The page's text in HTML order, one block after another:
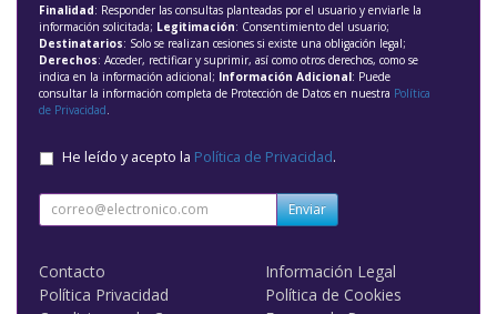
Finalidad: Responder las consultas planteadas por el usuario y enviarle la
información solicitada; Legitimación: Consentimiento del usuario;
Destinatarios: Solo se realizan cesiones si existe una obligación legal;
Derechos: Acceder, rectificar y suprimir, así como otros derechos, como se
indica en la información adicional; Información Adicional: Puede
consultar la información completa de Protección de Datos en nuestra Política
de Privacidad
He leído y acepto la Política de Privacidad.
Enviar
Contacto
Información Legal
Política Privacidad
Política de Cookies